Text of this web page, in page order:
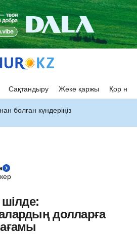
Сақтандыру Жеке қаржы Қор
болған күндеріңіз
долларға